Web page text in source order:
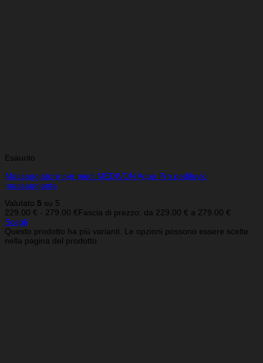
Esaurito
Massaggiatore per piedi MEDIVON Aqua Pro pediluvio
massaggiante
Valutato 5 su 5
229.00 € - 279.00 €Fascia di prezzo: da 229.00 € a 279.00 €
Scegli
Questo prodotto ha più varianti. Le opzioni possono essere scelte
nella pagina del prodotto